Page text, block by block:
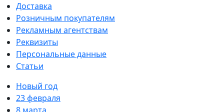
Доставка
Розничным покупателям
Рекламным агентствам
Реквизиты
Персональные данные
Статьи
Новый год
23 февраля